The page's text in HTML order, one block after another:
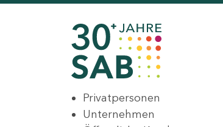
Privatpersonen
Unternehmen